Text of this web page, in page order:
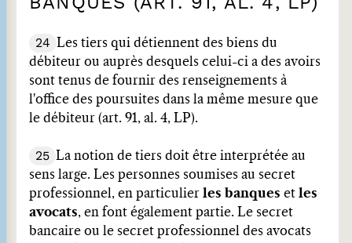
24
Les tiers qui détiennent des biens du
débiteur ou auprès desquels celui-ci a des avoirs
sont tenus de fournir des renseignements à
l'office des poursuites dans la même mesure que
le débiteur (art. 91, al. 4, LP).
25
La notion de tiers doit être interprétée au
sens large. Les personnes soumises au secret
professionnel, en particulier les banques et les
avocats, en font également partie. Le secret
bancaire ou le secret professionnel des avocats